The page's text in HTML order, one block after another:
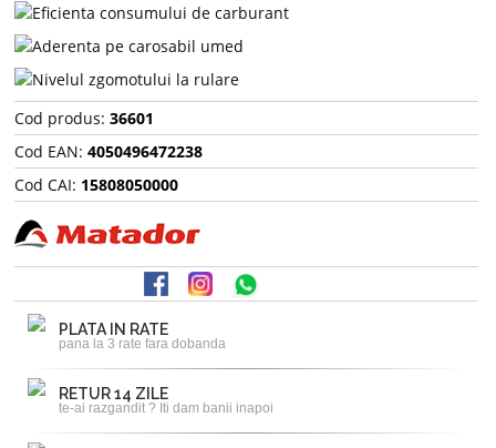
Cod produs: 36601
Cod EAN: 4050496472238
Cod CAI: 15808050000
PLATA IN RATE
pana la 3 rate fara dobanda
RETUR 14 ZILE
te-ai razgandit ? Iti dam banii inapoi